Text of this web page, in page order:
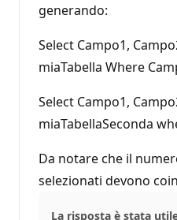
generando:
Select Campo1,
miaTabella Where
Select Campo1,
miaTabellaSeconda
Da notare che il
selezionati devono
La risposta è stata